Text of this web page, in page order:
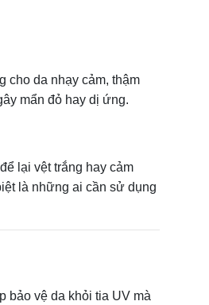
cho da nhạy cảm, thậm
mẩn đỏ hay dị ứng.
lại vệt trắng hay cảm
là những ai cần sử dụng
bảo vệ da khỏi tia UV mà